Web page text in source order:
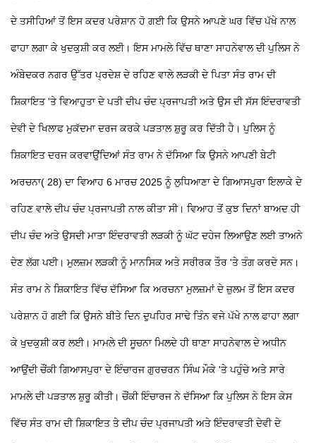
ਦੇ ਤਸੀਹਿਆਂ ਤੋਂ ਇਸ ਕਦਰ ਪਰੇਸ਼ਾਨ ਹੋ ਗਈ ਕਿ ਉਸਨੇ ਆਪਣੇ ਘਰ ਵਿੱਚ ਪੱਖੇ ਨਾਲ
ਫਾਹਾ ਲਗਾ ਕੇ ਖੁਦਕੁਸ਼ੀ ਕਰ ਲਈ। ਇਸ ਮਾਮਲੇ ਵਿੱਚ ਥਾਣਾ ਸਾਹਨੇਵਾਲ ਦੀ ਪੁਲਿਸ ਨੇ
ਅੰਬੇਦਕਰ ਨਗਰ ਉੱਤਰ ਪ੍ਰਦੇਸ਼ ਦੇ ਰਹਿਣ ਵਾਲੇ ਲੜਕੀ ਦੇ ਪਿਤਾ ਸੰਤ ਰਾਮ ਦੀ
ਸ਼ਿਕਾਇਤ 'ਤੇ ਵਿਆਹੁਤਾ ਦੇ ਪਤੀ ਦੀਪ ਚੰਦ ਪ੍ਰਜਾਪਤੀ ਅਤੇ ਉਸ ਦੀ ਸੱਸ ਇੰਦਰਾਵਤੀ
ਦੇਵੀ ਦੇ ਖਿਲਾਫ ਮੁਕੱਦਮਾ ਦਰਜ ਕਰਕੇ ਪੜਤਾਲ ਸ਼ੁਰੂ ਕਰ ਦਿੱਤੀ ਹੈ। ਪੁਲਿਸ ਨੂੰ
ਸ਼ਿਕਾਇਤ ਦਰਜ ਕਰਵਾਉਂਦਿਆਂ ਸੰਤ ਰਾਮ ਨੇ ਦੱਸਿਆ ਕਿ ਉਸਨੇ ਆਪਣੀ ਬੇਟੀ
ਅਰਚਨਾ( 28) ਦਾ ਵਿਆਹ 6 ਮਾਰਚ 2025 ਨੂੰ ਲੁਧਿਆਣਾ ਦੇ ਗਿਆਸਪੁਰਾ ਇਲਾਕੇ ਦੇ
ਰਹਿਣ ਵਾਲੇ ਦੀਪ ਚੰਦ ਪ੍ਰਜਾਪਤੀ ਨਾਲ ਕੀਤਾ ਸੀ। ਵਿਆਹ ਤੋਂ ਕੁਝ ਦਿਨਾਂ ਬਾਅਦ ਹੀ
ਦੀਪ ਚੰਦ ਅਤੇ ਉਸਦੀ ਮਾਤਾ ਇੰਦਰਾਵਤੀ ਲੜਕੀ ਨੂੰ ਘੱਟ ਦਹੇਜ ਲਿਆਉਣ ਲਈ ਤਾਅਨੇ
ਦੇਣ ਲੱਗ ਪਈ। ਮੁਲਜ਼ਮ ਲੜਕੀ ਨੂੰ ਮਾਨਸਿਕ ਅਤੇ ਸਰੀਰਕ ਤੌਰ 'ਤੇ ਤੰਗ ਕਰਦੇ ਸਨ।
ਸੰਤ ਰਾਮ ਨੇ ਸ਼ਿਕਾਇਤ ਵਿੱਚ ਦੱਸਿਆ ਕਿ ਅਰਚਨਾ ਮੁਲਜ਼ਮਾਂ ਦੇ ਜ਼ੁਲਮ ਤੋਂ ਇਸ ਕਦਰ
ਪਰੇਸ਼ਾਨ ਹੋ ਗਈ ਕਿ ਉਸਨੇ ਬੀਤੇ ਦਿਨ ਦੁਪਹਿਰ ਸਾਢੇ ਤਿੰਨ ਵਜੇ ਪੱਖੇ ਨਾਲ ਫਾਹਾ ਲਗਾ
ਕੇ ਖੁਦਕੁਸ਼ੀ ਕਰ ਲਈ। ਮਾਮਲੇ ਦੀ ਸੂਚਨਾ ਮਿਲਦੇ ਹੀ ਥਾਣਾ ਸਾਹਨੇਵਾਲ ਦੇ ਅਧੀਨ
ਆਉਂਦੀ ਚੌਂਕੀ ਗਿਆਸਪੁਰਾ ਦੇ ਇੰਚਾਰਜ ਗੁਰਚਰਨ ਸਿੰਘ ਮੌਕੇ 'ਤੇ ਪਹੁੰਚੇ ਅਤੇ ਸਾਰੇ
ਮਾਮਲੇ ਦੀ ਪੜਤਾਲ ਸ਼ੁਰੂ ਕੀਤੀ। ਚੌਂਕੀ ਇੰਚਾਰਜ ਨੇ ਦੱਸਿਆ ਕਿ ਪੁਲਿਸ ਨੇ ਇਸ ਕੇਸ
ਵਿੱਚ ਸੰਤ ਰਾਮ ਦੀ ਸ਼ਿਕਾਇਤ ਤੇ ਦੀਪ ਚੰਦ ਪ੍ਰਜਾਪਤੀ ਅਤੇ ਇੰਦਰਾਵਤੀ ਦੇਵੀ ਦੇ